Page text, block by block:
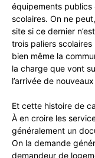
équipements publics
scolaires. On ne
site si ce dernier
trois paliers
bien même la
la charge que vont
l’arrivée de
Et cette histoire de
À en croire les
généralement un
On la demande
demandeur de